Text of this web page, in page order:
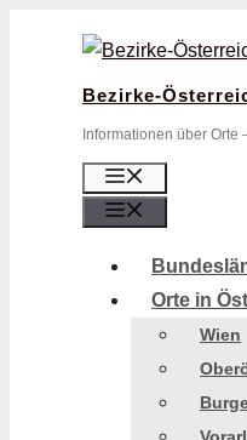
Bezirke-
Informationen über
Orte in
Wien